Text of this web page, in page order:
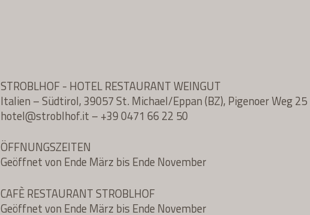
STROBLHOF - HOTEL RESTAURANT WEINGUT
Italien – Südtirol, 39057 St. Michael/Eppan (BZ), Pigenoer Weg 25
hotel@stroblhof.it – +39 0471 66 22 50
ÖFFNUNGSZEITEN
Geöffnet von Ende März bis Ende November
CAFÈ RESTAURANT STROBLHOF
Geöffnet von Ende März bis Ende November